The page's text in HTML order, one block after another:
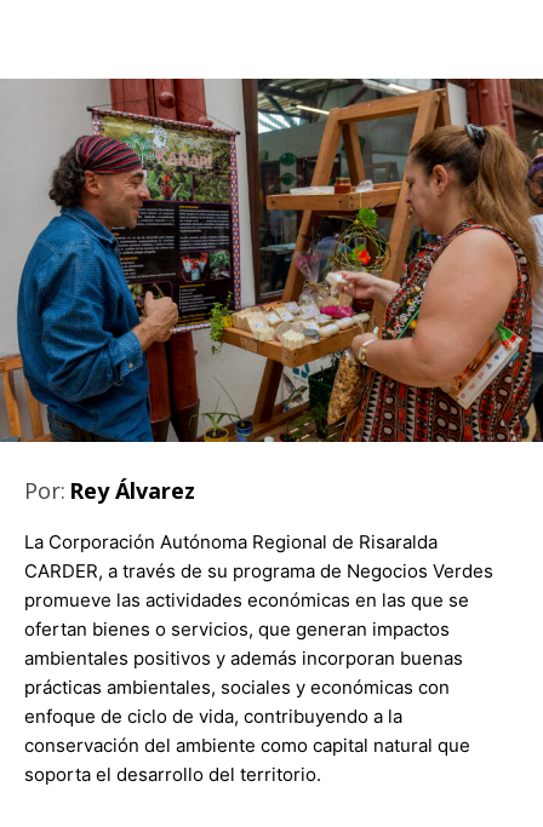
Por: Rey Álvarez
La Corporación Autónoma Regional de Risaralda
CARDER, a través de su programa de Negocios Verdes
promueve las actividades económicas en las que se
ofertan bienes o servicios, que generan impactos
ambientales positivos y además incorporan buenas
prácticas ambientales, sociales y económicas con
enfoque de ciclo de vida, contribuyendo a la
conservación del ambiente como capital natural que
soporta el desarrollo del territorio.